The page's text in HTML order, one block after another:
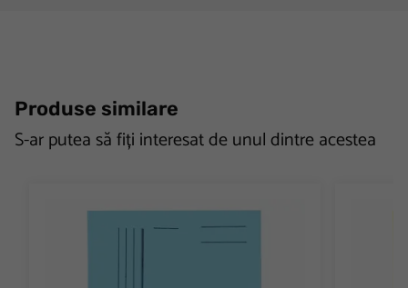
Produse similare
S-ar putea să fiți interesat de unul dintre acestea